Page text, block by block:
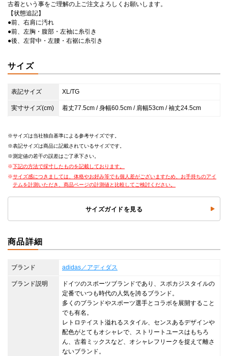
古着という事をご理解の上ご注文よろしくお願いします。
【状態追記】
●前、右肩に汚れ
●前、左胸・腹部・左袖に糸引き
●後、左背中・左腰・右裾に糸引き
サイズ
表記サイズ XL/TG
実寸サイズ(cm) 着丈77.5cm / 身幅60.5cm / 肩幅53cm / 袖丈24.5cm
サイズは当社独自基準による参考サイズです。
表記サイズは商品に記載されているサイズです。
測定値の若干の誤差はご了承下さい。
下記の方法で採寸したものを記載しております。
サイズ感につきましては、体格やお好み等でも個人差がございますため、お手持ちのアイ
テムを計測いただき、商品ページの計測値と比較してご検討ください。
サイズガイドを見る
商品詳細
ブランド adidas／アディダス
ブランド説明
ドイツのスポーツブランドであり、スポカジスタイルの
定番でいつも時代の人気を誇るブランド。
多くのブランドやスポーツ選手とコラボを展開すること
でも有名。
レトロテイスト溢れるスタイル、センスあるデザインや
配色がとてもオシャレで、ストリートユースはもちろ
ん、古着ミックスなど、オシャレフリークを捉えて離さ
ないブランド。